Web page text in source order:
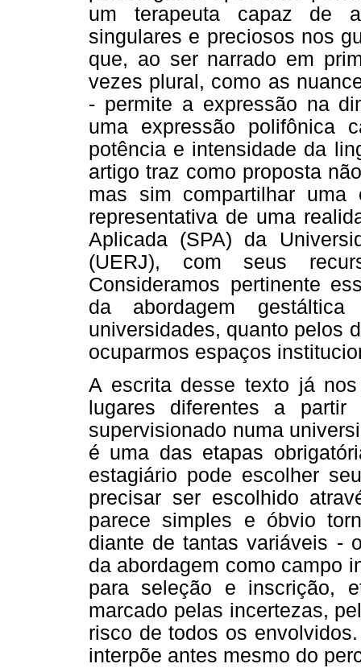
um terapeuta capaz de
singulares e preciosos nos
que, ao ser narrado em
vezes plural, como as
- permite a expressão na
uma expressão polifônica
potência e intensidade da
artigo traz como proposta
mas sim compartilhar uma
representativa de uma
Aplicada (SPA) da
(UERJ), com seus
Consideramos pertinente
da abordagem
universidades, quanto pelos
ocuparmos espaços
A escrita desse texto já
lugares diferentes a
supervisionado numa
é uma das etapas
estagiário pode escolher
precisar ser escolhido
parece simples e óbvio
diante de tantas variáveis -
da abordagem como campo
para seleção e inscrição,
marcado pelas incertezas,
risco de todos os
interpõe antes mesmo do